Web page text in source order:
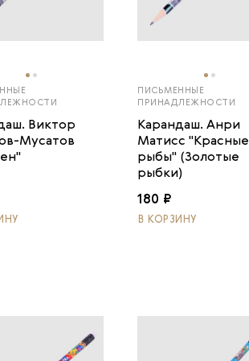
Виктор
Мусатов
ПИСЬМЕННЫЕ
ПРИНАДЛЕЖНОСТИ
Карандаш. Анри
Матисс "Красные
рыбы" (Золотые
рыбки)
180 ₽
В КОРЗИНУ